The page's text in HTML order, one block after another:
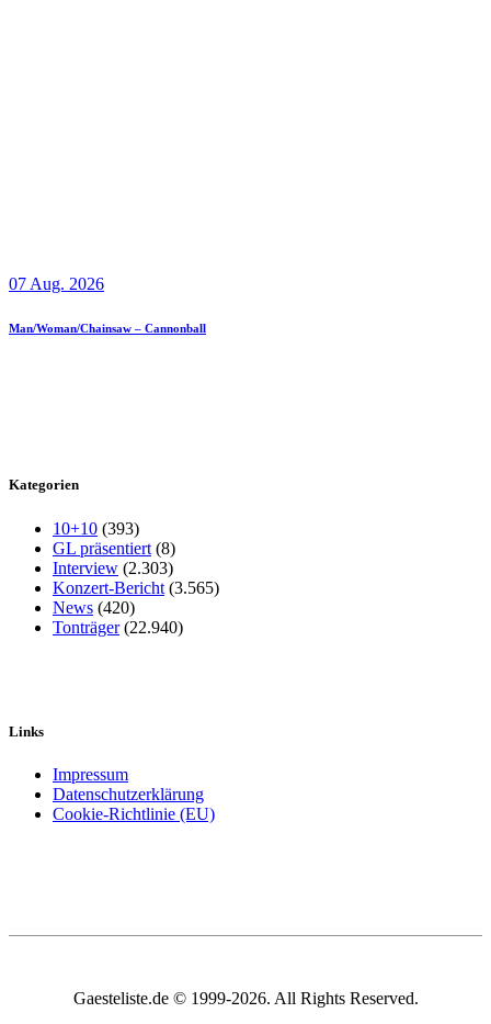
07 Aug. 2026
Man/Woman/Chainsaw – Cannonball
Kategorien
10+10 (393)
GL präsentiert (8)
Interview (2.303)
Konzert-Bericht (3.565)
News (420)
Tonträger(22.940)
Links
Impressum
Datenschutzerklärung
Cookie-Richtlinie (EU)
Gaesteliste.de © 1999-2026. All Rights Reserved.